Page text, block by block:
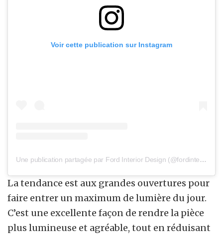
Voir cette publication sur Instagram
Une publication partagée par Ford Interior Design (@fordinteriordesign)
La tendance est aux grandes ouvertures pour
faire entrer un maximum de lumière du jour.
C’est une excellente façon de rendre la pièce
plus lumineuse et agréable, tout en réduisant